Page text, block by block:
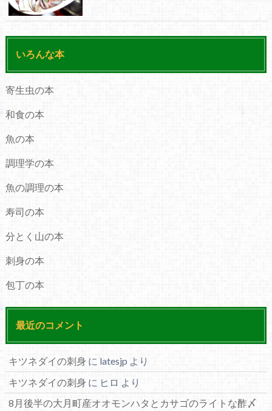
いろんな本
寄生虫の本
和食の本
魚の本
調理学の本
魚の調理の本
寿司の本
分とく山の本
刺身の本
包丁の本
最近のコメント
キツネダイの刺身 に latesjp より
キツネダイの刺身 に ヒロ より
8月後半の大月町産オオモンハタとカサゴのライトな酢〆